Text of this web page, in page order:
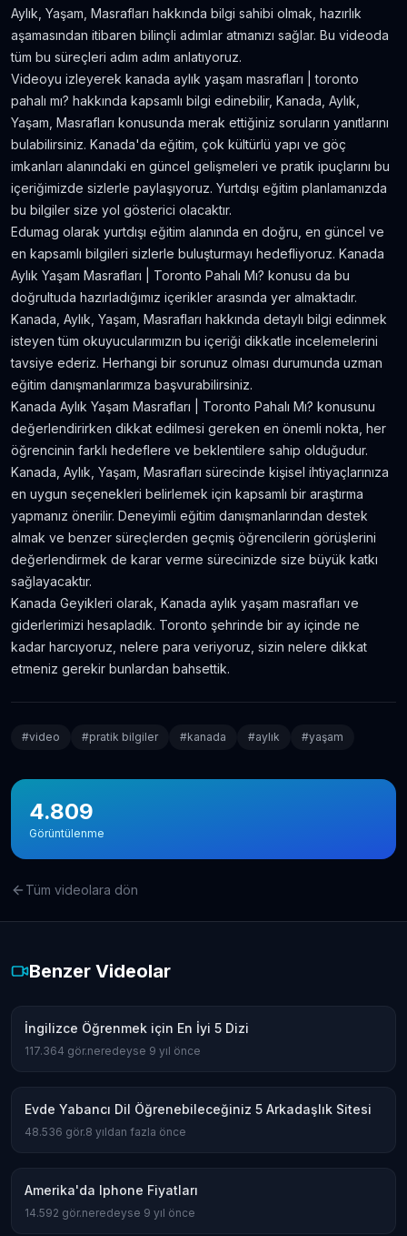
Amerika'da Teknoloji Alışverişi ve Elektronik
Eşya Fiyatları
5.636gör.neredeyse 9 yıl önce
Kanada’da İyi Para Kazandıran 10 İş
5.381gör. yaklaşık 8 yıl önce
Dil Öğrenmeye Nereden Başlamalı?
4.815gör.neredeyse 8 yıl önce
İngilizce Öğrenmek için 5 Yabancı Dizi Önerisi
Aylık, Yaşam, Masrafları hakkında bilgi sahibi olmak, hazırlık
aşamasından itibaren bilinçli adımlar atmanızı sağlar. Bu videoda
tüm bu süreçleri adım adım anlatıyoruz.
Videoyu izleyerek kanada aylık yaşam masrafları | toronto
pahalı mı? hakkında kapsamlı bilgi edinebilir, Kanada, Aylık,
Yaşam, Masrafları konusunda merak ettiğiniz soruların yanıtlarını
bulabilirsiniz. Kanada'da eğitim, çok kültürlü yapı ve göç
imkanları alanındaki en güncel gelişmeleri ve pratik ipuçlarını bu
içeriğimizde sizlerle paylaşıyoruz. Yurtdışı eğitim planlamanızda
bu bilgiler size yol gösterici olacaktır.
Edumag olarak yurtdışı eğitim alanında en doğru, en güncel ve
en kapsamlı bilgileri sizlerle buluşturmayı hedefliyoruz. Kanada
Aylık Yaşam Masrafları | Toronto Pahalı Mı? konusu da bu
doğrultuda hazırladığımız içerikler arasında yer almaktadır.
Kanada, Aylık, Yaşam, Masrafları hakkında detaylı bilgi edinmek
isteyen tüm okuyucularımızın bu içeriği dikkatle incelemelerini
tavsiye ederiz. Herhangi bir sorunuz olması durumunda uzman
eğitim danışmanlarımıza başvurabilirsiniz.
Kanada Aylık Yaşam Masrafları | Toronto Pahalı Mı? konusunu
değerlendirirken dikkat edilmesi gereken en önemli nokta, her
öğrencinin farklı hedeflere ve beklentilere sahip olduğudur.
Kanada, Aylık, Yaşam, Masrafları sürecinde kişisel ihtiyaçlarınıza
en uygun seçenekleri belirlemek için kapsamlı bir araştırma
yapmanız önerilir. Deneyimli eğitim danışmanlarından destek
almak ve benzer süreçlerden geçmiş öğrencilerin görüşlerini
değerlendirmek de karar verme sürecinizde size büyük katkı
sağlayacaktır.
Kanada Geyikleri olarak, Kanada aylık yaşam masrafları ve
giderlerimizi hesapladık. Toronto şehrinde bir ay içinde ne
kadar harcıyoruz, nelere para veriyoruz, sizin nelere dikkat
etmeniz gerekir bunlardan bahsettik.
#video #pratik bilgiler #kanada #aylık #yaşam
4.809
Görüntülenme
Tüm videolara dön
Benzer Videolar
İngilizce Öğrenmek için En İyi 5 Dizi
117.364 gör.neredeyse 9 yıl önce
Evde Yabancı Dil Öğrenebileceğiniz 5 Arkadaşlık Sitesi
48.536 gör.8 yıldan fazla önce
Amerika'da Iphone Fiyatları
14.592 gör.neredeyse 9 yıl önce